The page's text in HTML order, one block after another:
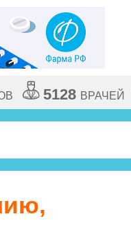
5128 ВРАЧЕЙ